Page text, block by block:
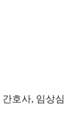
간호사, 임상심